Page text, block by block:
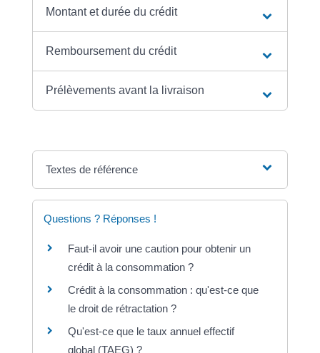
Montant et durée du crédit
Remboursement du crédit
Prélèvements avant la livraison
Textes de référence
Questions ? Réponses !
Faut-il avoir une caution pour obtenir un
crédit à la consommation ?
Crédit à la consommation : qu'est-ce que
le droit de rétractation ?
Qu'est-ce que le taux annuel effectif
global (TAEG) ?